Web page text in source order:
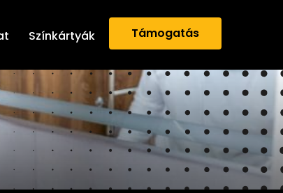
Színkártyák Támogatás